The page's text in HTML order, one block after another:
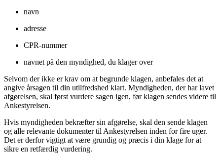
navn
adresse
CPR-nummer
navnet på den myndighed, du klager over
Selvom der ikke er krav om at begrunde klagen, anbefales det at
angive årsagen til din utilfredshed klart. Myndigheden, der har lavet
afgørelsen, skal først vurdere sagen igen, før klagen sendes videre til
Ankestyrelsen.
Hvis myndigheden bekræfter sin afgørelse, skal den sende klagen
og alle relevante dokumenter til Ankestyrelsen inden for fire uger.
Det er derfor vigtigt at være grundig og præcis i din klage for at
sikre en retfærdig vurdering.